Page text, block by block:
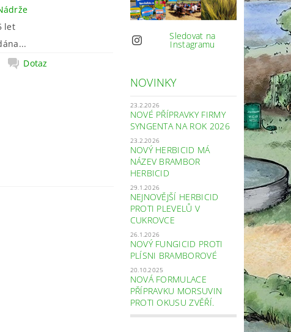
let
Dotaz
Sledovat na
Instagramu
NOVINKY
23.2.2026
NOVÉ PŘÍPRAVKY FIRMY
SYNGENTA NA ROK 2026
23.2.2026
NOVÝ HERBICID MÁ
NÁZEV BRAMBOR
HERBICID
29.1.2026
NEJNOVĚJŠÍ HERBICID
PROTI PLEVELŮ V
CUKROVCE
26.1.2026
NOVÝ FUNGICID PROTI
PLÍSNI BRAMBOROVÉ
20.10.2025
NOVÁ FORMULACE
PŘÍPRAVKU MORSUVIN
PROTI OKUSU ZVĚŘÍ.